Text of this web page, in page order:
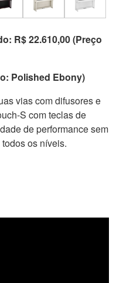
R$ 22.610,00 (Preço
Polished Ebony)
vias com difusores e
S com teclas de
de performance sem
os níveis.